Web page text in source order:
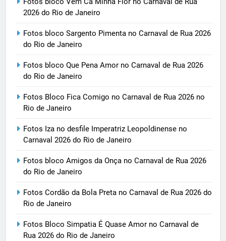
2026 do Rio de Janeiro
Fotos bloco Sargento Pimenta no Carnaval de Rua 2026
do Rio de Janeiro
Fotos bloco Que Pena Amor no Carnaval de Rua 2026
do Rio de Janeiro
Fotos Bloco Fica Comigo no Carnaval de Rua 2026 no
Rio de Janeiro
Fotos Iza no desfile Imperatriz Leopoldinense no
Carnaval 2026 do Rio de Janeiro
Fotos bloco Amigos da Onça no Carnaval de Rua 2026
do Rio de Janeiro
Fotos Cordão da Bola Preta no Carnaval de Rua 2026 do
Rio de Janeiro
Fotos Bloco Simpatia É Quase Amor no Carnaval de
Rua 2026 do Rio de Janeiro